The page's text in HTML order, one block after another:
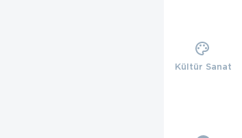
Kültür Sanat